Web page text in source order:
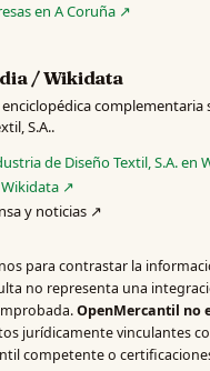
en A Coruña ↗
/ Wikidata
complementaria
S.A..
de Diseño Textil, S.A. en
Wikidata ↗
y noticias ↗
para contrastar la
no representa una
OpenMercantil no
jurídicamente vinculantes
competente o